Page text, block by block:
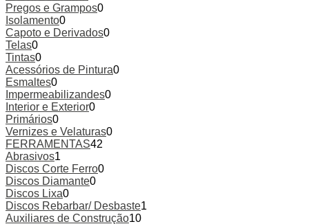
Pregos e Grampos0
Isolamento0
Capoto e Derivados0
Telas0
Tintas0
Acessórios de Pintura0
Esmaltes0
Impermeabilizandes0
Interior e Exterior0
Primários0
Vernizes e Velaturas0
FERRAMENTAS42
Abrasivos1
Discos Corte Ferro0
Discos Diamante0
Discos Lixa0
Discos Rebarbar/ Desbaste1
Auxiliares de Construção10